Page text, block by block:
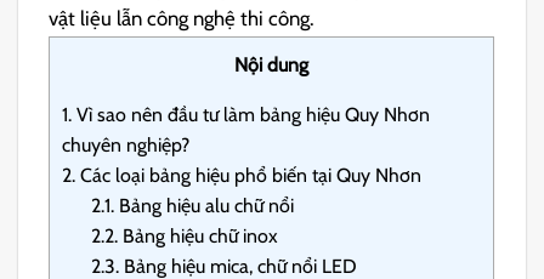
vật liệu lẫn công nghệ thi công.
Nội dung
1. Vì sao nên đầu tư làm bảng hiệu Quy Nhơn
chuyên nghiệp?
2. Các loại bảng hiệu phổ biến tại Quy Nhơn
2.1. Bảng hiệu alu chữ nổi
2.2. Bảng hiệu chữ inox
2.3. Bảng hiệu mica, chữ nổi LED